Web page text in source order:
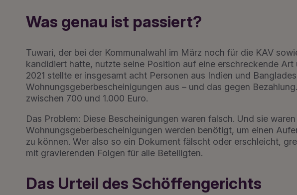
Was genau ist passiert?
Tuwari, der bei der Kommunalwahl im März noch für die KAV
kandidiert hatte, nutzte seine Position auf eine erschreckende
2021 stellte er insgesamt acht Personen aus Indien und
Wohnungsgeberbescheinigungen aus – und das gegen
zwischen 700 und 1.000 Euro.
Das Problem: Diese Bescheinigungen waren falsch. Und sie
Wohnungsgeberbescheinigungen werden benötigt, um einen
zu können. Wer also so ein Dokument fälscht oder erschleicht,
mit gravierenden Folgen für alle Beteiligten.
Das Urteil des Schöffengerichts